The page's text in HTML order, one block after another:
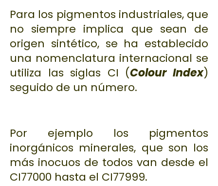
Para los pigmentos industriales, que
no siempre implica que sean de
origen sintético, se ha establecido
una nomenclatura internacional se
utiliza las siglas CI (Colour Index)
seguido de un número.
Por ejemplo los pigmentos
inorgánicos minerales, que son los
más inocuos de todos van desde el
CI77000 hasta el CI77999.